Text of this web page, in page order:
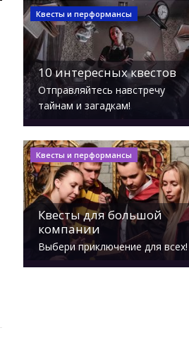
Квесты и перформансы
10 интересных квестов
Отправляйтесь навстречу
тайнам и загадкам!
Квесты и перформансы
Квесты для большой
компании
Выбери приключение для всех!